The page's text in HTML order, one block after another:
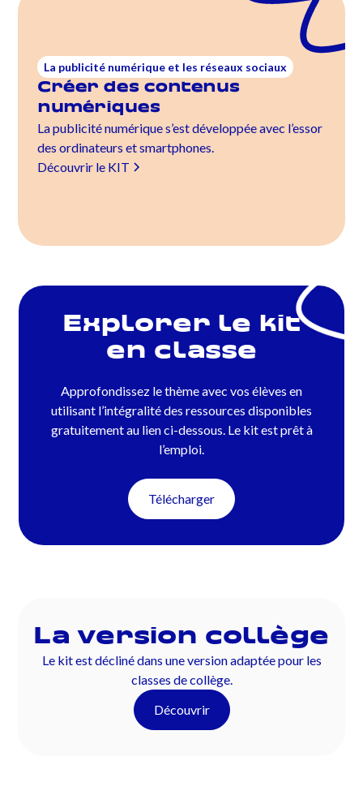
La publicité numérique et les réseaux sociaux
Créer des contenus
numériques
La publicité numérique s’est développée avec l’essor
des ordinateurs et smartphones.
Découvrir le KIT
Explorer le kit
en classe
Approfondissez le thème avec vos élèves en
utilisant l’intégralité des ressources disponibles
gratuitement au lien ci-dessous. Le kit est prêt à
l’emploi.
Télécharger
La version collège
Le kit est décliné dans une version adaptée pour les
classes de collège.
Découvrir